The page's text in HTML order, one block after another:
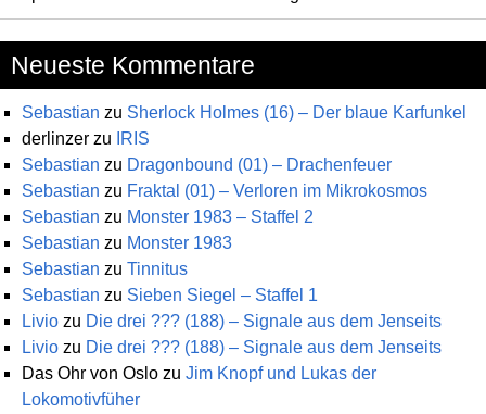
Neueste Kommentare
Sebastian zu Sherlock Holmes (16) – Der blaue Karfunkel
derlinzer zu
IRIS
Sebastian zu Dragonbound (01) – Drachenfeuer
Sebastian zu Fraktal (01) – Verloren im Mikrokosmos
Sebastian zu Monster 1983 – Staffel 2
Sebastian zu Monster 1983
Sebastian zu Tinnitus
Sebastian zu Sieben Siegel – Staffel 1
Livio zu Die drei ??? (188) – Signale aus dem Jenseits
Livio zu Die drei ??? (188) – Signale aus dem Jenseits
Das Ohr von Oslo zu Jim Knopf und Lukas der
Lokomotivfüher